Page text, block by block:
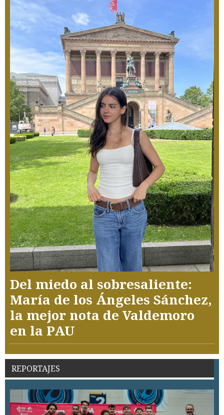
Del miedo al sobresaliente:
María de los Ángeles Sánchez,
la mejor nota de Valdemoro
en la PAU
REPORTAJES